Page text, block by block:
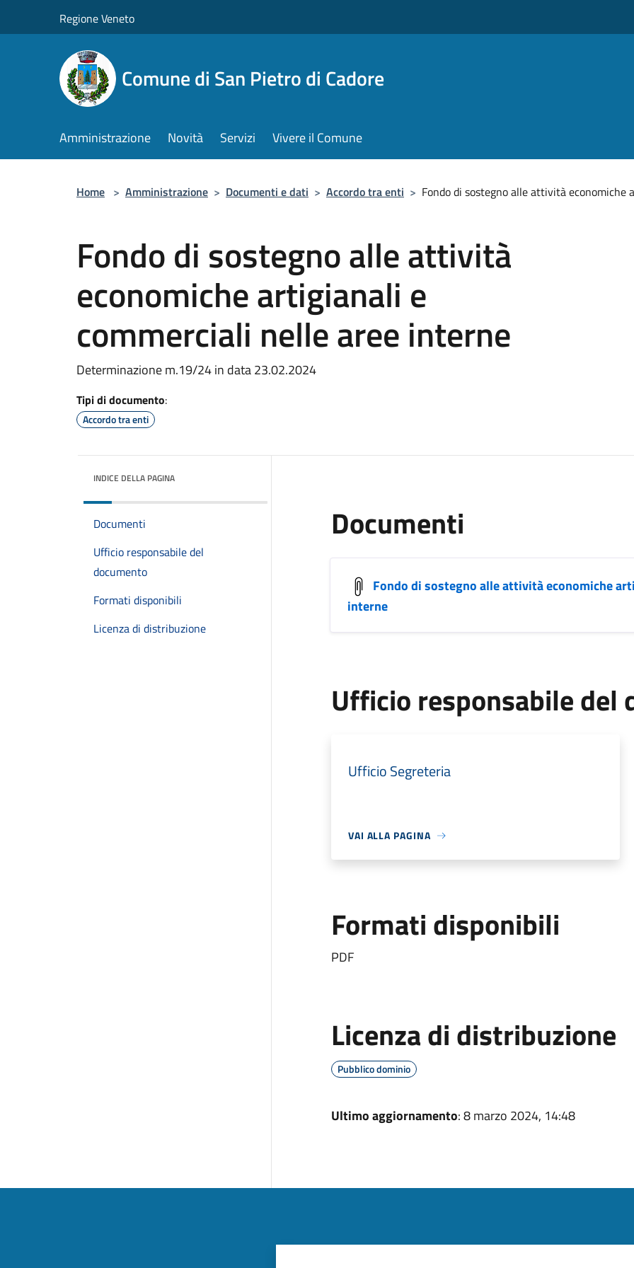
Regione Veneto
Comune di San Pietro di Cadore
Amministrazione Novità Servizi Vivere il Comune
Home > Amministrazione > Documenti e dati > Accordo tra enti > Fondo di sostegno alle attività
Fondo di sostegno alle attività
economiche artigianali e
commerciali nelle aree interne
Determinazione m.19/24 in data 23.02.2024
Tipi di documento:
Accordo tra enti
INDICE DELLA PAGINA
Documenti
Ufficio responsabile del
documento
Formati disponibili
Licenza di distribuzione
Documenti
Fondo di sostegno alle attività economiche
interne
Ufficio responsabile del
Ufficio Segreteria
VAI ALLA PAGINA
Formati disponibili
PDF
Licenza di distribuzione
Pubblico dominio
Ultimo aggiornamento: 8 marzo 2024, 14:48